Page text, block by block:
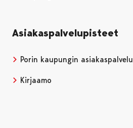
Asiakaspalvelupisteet
Porin kaupungin asiakaspalvelu
Kirjaamo